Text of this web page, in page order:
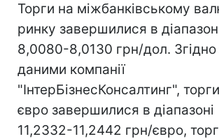
Торги на міжбанківському
ринку завершилися в
8,0080-8,0130 грн/дол. Згідно
даними компанії
"ІнтерБізнесКонсалтинг",
євро завершилися в діапазоні
11,2332-11,2442 грн/євро,